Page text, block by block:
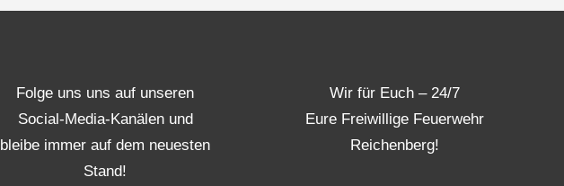
Folge uns uns auf unseren
Social-Media-Kanälen und
bleibe immer auf dem neuesten
Stand!
Wir für Euch – 24/7
Eure Freiwillige Feuerwehr
Reichenberg!